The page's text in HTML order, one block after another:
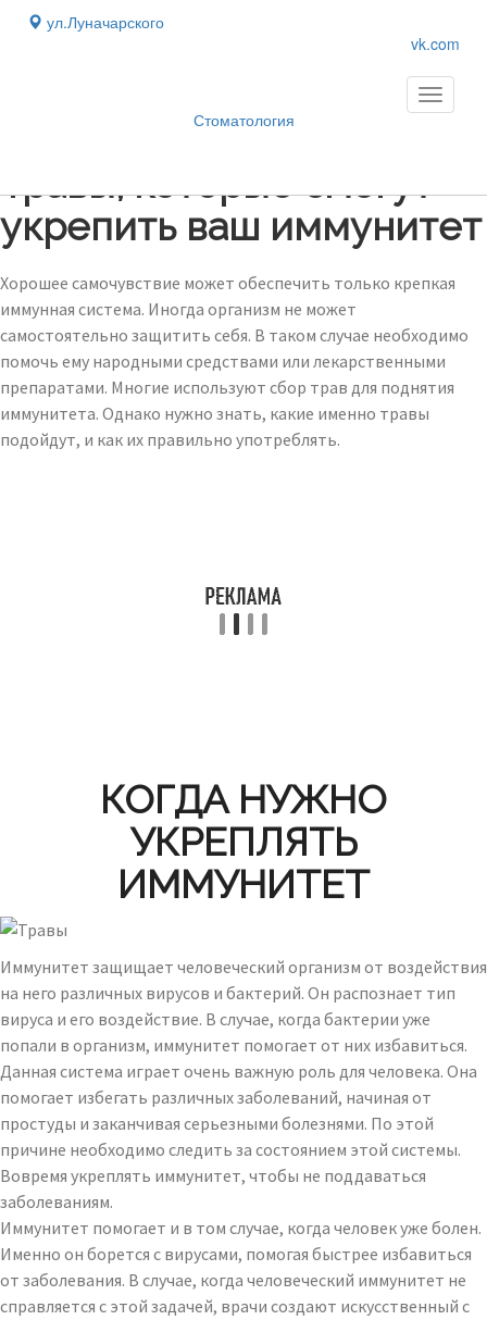
ул.Луначарского
vk.com
Стоматология
Toggle
Травы, которые смогут
укрепить ваш иммунитет
Хорошее самочувствие может обеспечить только крепкая
иммунная система. Иногда организм не может
самостоятельно защитить себя. В таком случае необходимо
помочь ему народными средствами или лекарственными
препаратами. Многие используют сбор трав для поднятия
иммунитета. Однако нужно знать, какие именно травы
подойдут, и как их правильно употреблять.
КОГДА НУЖНО
УКРЕПЛЯТЬ
ИММУНИТЕТ
Иммунитет защищает человеческий организм от воздействия
на него различных вирусов и бактерий. Он распознает тип
вируса и его воздействие. В случае, когда бактерии уже
попали в организм, иммунитет помогает от них избавиться.
Данная система играет очень важную роль для человека. Она
помогает избегать различных заболеваний, начиная от
простуды и заканчивая серьезными болезнями. По этой
причине необходимо следить за состоянием этой системы.
Вовремя укреплять иммунитет, чтобы не поддаваться
заболеваниям.
Иммунитет помогает и в том случае, когда человек уже болен.
Именно он борется с вирусами, помогая быстрее избавиться
от заболевания. В случае, когда человеческий иммунитет не
справляется с этой задачей, врачи создают искусственный с